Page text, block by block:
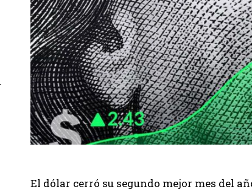
El dólar cerró su segundo mejor mes del